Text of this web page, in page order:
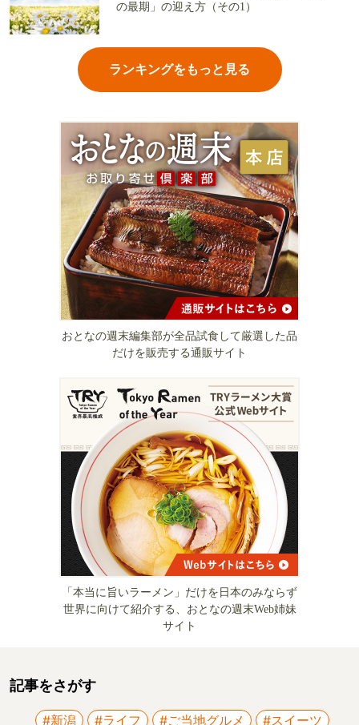
の最期」の迎え方（その1）
ランキングをもっと見る
おとなの週末編集部が全品試食して厳選した品
だけを販売する通販サイト
「本当に旨いラーメン」だけを日本のみならず
世界に向けて紹介する、おとなの週末Web姉妹
サイト
記事をさがす
#新潟 #ライフ #ご当地グルメ #スイーツ